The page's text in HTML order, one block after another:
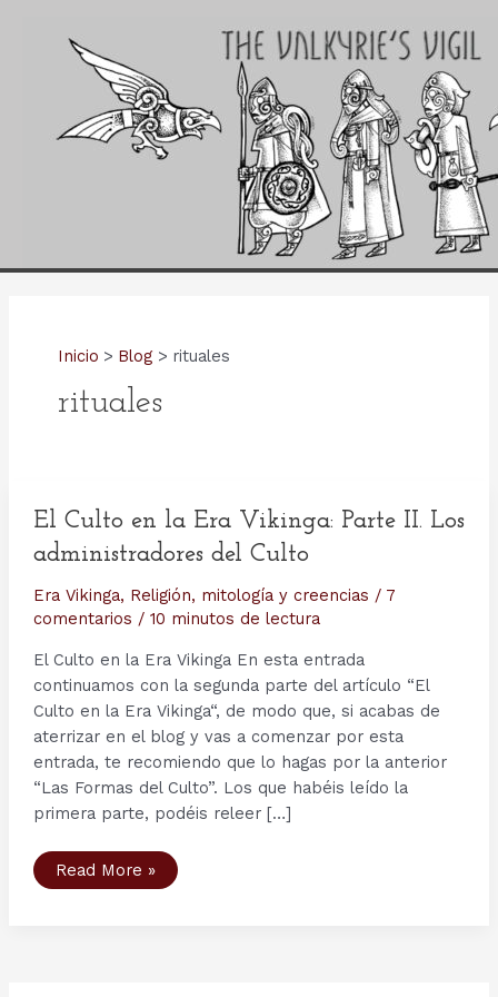
Inicio Blog rituales
rituales
El Culto en la Era Vikinga: Parte II. Los
administradores del Culto
Era Vikinga, Religión, mitología y creencias / 7
comentarios / 10 minutos de lectura
El Culto en la Era Vikinga En esta entrada
continuamos con la segunda parte del artículo “El
Culto en la Era Vikinga“, de modo que, si acabas de
aterrizar en el blog y vas a comenzar por esta
entrada, te recomiendo que lo hagas por la anterior
“Las Formas del Culto”. Los que habéis leído la
primera parte, podéis releer […]
El
Culto
Read More »